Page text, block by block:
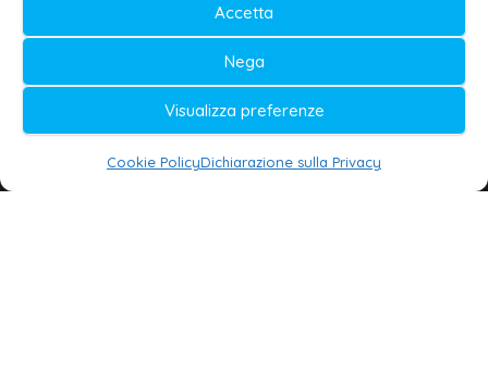
Accetta
Nega
Visualizza preferenze
Cookie PolicyDichiarazione sulla Privacy
Testata iscritta al n. 11/2020 Registro della
Stampa Tribunale di Lecce
Editore e direttore responsabile:
Daniele G. Masciullo